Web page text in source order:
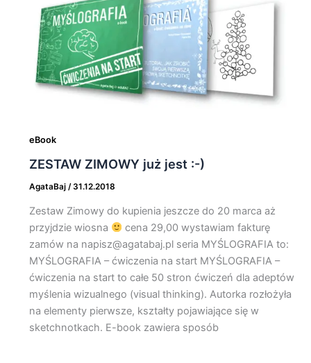
eBook
ZESTAW ZIMOWY już jest :-)
AgataBaj /31.12.2018
Zestaw Zimowy do kupienia jeszcze do 20 marca aż
przyjdzie wiosna
cena 29,00 wystawiam fakturę
zamów na napisz@agatabaj.pl seria MYŚLOGRAFIA to:
MYŚLOGRAFIA – ćwiczenia na start MYŚLOGRAFIA –
ćwiczenia na start to całe 50 stron ćwiczeń dla adeptów
myślenia wizualnego (visual thinking). Autorka rozłożyła
na elementy pierwsze, kształty pojawiające się w
sketchnotkach. E-book zawiera sposób